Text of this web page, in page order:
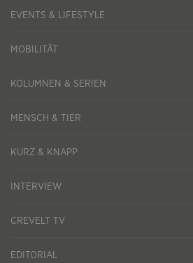
EVENTS & LIFESTYLE
MOBILITÄT
KOLUMNEN & SERIEN
MENSCH & TIER
KURZ & KNAPP
INTERVIEW
CREVELT TV
EDITORIAL